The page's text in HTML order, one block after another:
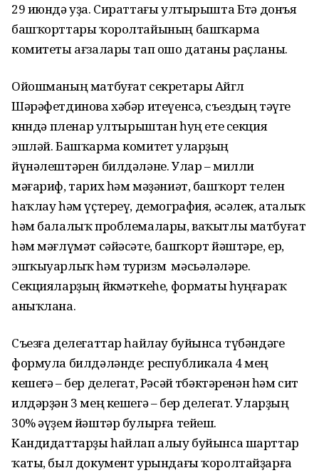
29 июндә уҙа. Сираттағы ултырышта Бөтә донъя
башҡорттары ҡоролтайының башҡарма
комитеты ағзалары тап ошо датаны раҫланы.
Ойошманың матбуғат секретары Айгөл
Шәрәфетдинова хәбәр итеүенсә, съездың тәүге
көнөндә пленар ултырыштан һуң ете секция
эшләй. Башҡарма комитет уларҙың
йүнәлештәрен билдәләне. Улар – милли
мәғариф, тарих һәм мәҙәниәт, башҡорт телен
һаҡлау һәм үҫтереү, демография, әсәлек, аталыҡ
һәм балалыҡ проблемалары, ваҡытлы матбуғат
һәм мәғлүмәт сәйәсәте, башҡорт йәштәре, ер,
эшҡыуарлыҡ һәм туризм мәсьәләләре.
Секцияларҙың йөкмәткеһе, форматы һуңғараҡ
аныҡлана.
Съезға делегаттар һайлау буйынса түбәндәге
формула билдәләнде: республикала 4 мең
кешегә – бер делегат, Рәсәй төбәктәренән һәм сит
илдәрҙән 3 мең кешегә – бер делегат. Уларҙың
30% әүҙем йәштәр булырға тейеш.
Кандидаттарҙы һайлап алыу буйынса шарттар
ҡаты, был документ урындағы ҡоролтайҙарға